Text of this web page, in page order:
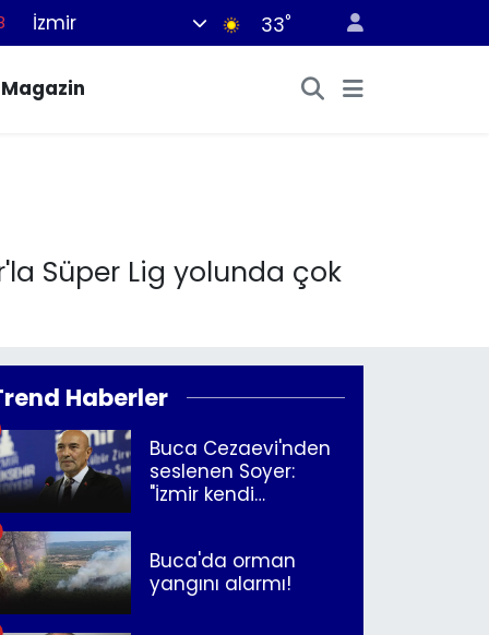
İzmir 33°
Magazin
Süper Lig yolunda çok
Haberler
Buca Cezaevi'nden
seslenen Soyer:
"İzmir kendi
Buca'da orman
yangını alarmı!